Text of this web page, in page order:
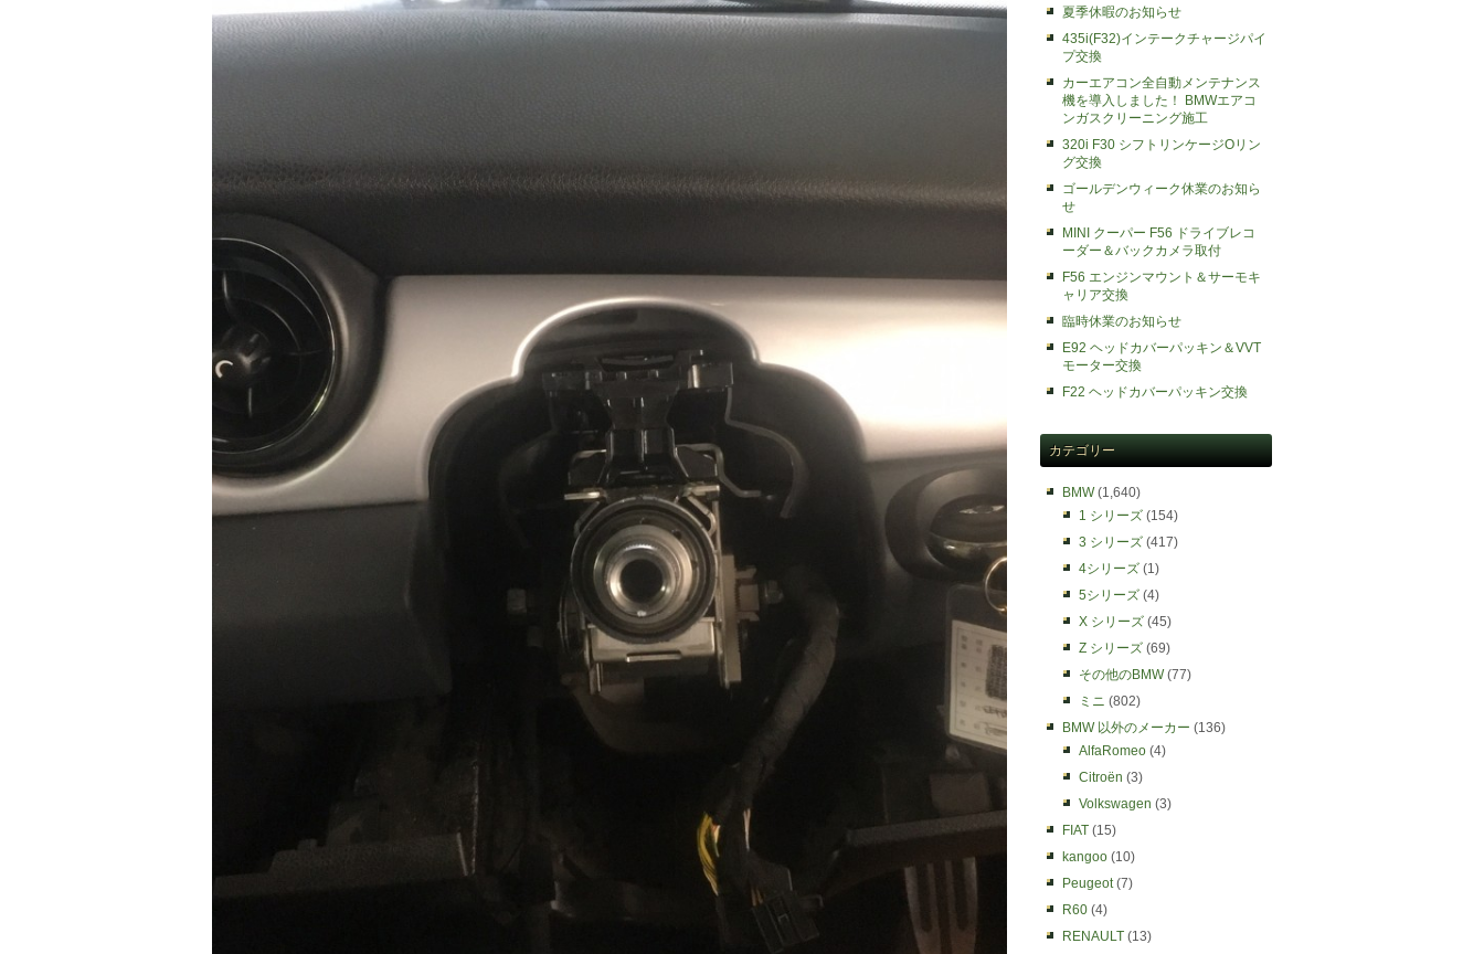
夏季休暇のお知らせ
435i(F32)インテークチャージパイ
プ交換
カーエアコン全自動メンテナンス
機を導入しました！ BMWエアコ
ンガスクリーニング施工
320i F30 シフトリンケージOリン
グ交換
ゴールデンウィーク休業のお知ら
せ
MINI クーパー F56 ドライブレコ
ーダー＆バックカメラ取付
F56 エンジンマウント＆サーモキ
ャリア交換
臨時休業のお知らせ
E92 ヘッドカバーパッキン＆VVT
モーター交換
F22 ヘッドカバーパッキン交換
カテゴリー
BMW(1,640)
1 シリーズ (154)
3 シリーズ (417)
4シリーズ (1)
5シリーズ (4)
X シリーズ (45)
Z シリーズ (69)
その他のBMW(77)
ミニ (802)
BMW 以外のメーカー (136)
AlfaRomeo (4)
Citroën (3)
Volkswagen (3)
FIAT (15)
kangoo (10)
Peugeot(7)
R60 (4)
RENAULT (13)